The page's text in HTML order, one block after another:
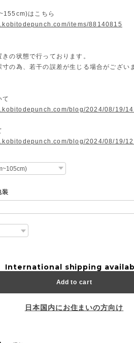
はこちら
items/88140815
の状態で行っております。
寸の為、若干の誤差が生じる場合がござい
て
blog/2024/08/19/
blog/2024/08/19/
装
International shipping
Add to cart
日本国内にお住まいの方向け